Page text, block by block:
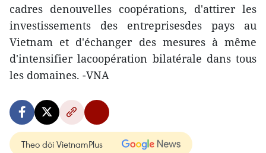
cadres denouvelles coopérations, d'attirer les
investissements des entreprisesdes pays au
Vietnam et d'échanger des mesures à même
d'intensifier lacoopération bilatérale dans tous
les domaines. -VNA
Theo dõi VietnamPlus